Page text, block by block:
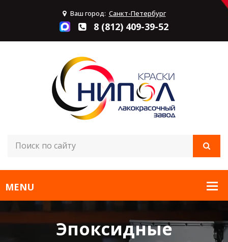
Ваш город: Санкт-Петербург
8 (812) 409-39-52
Эпоксидные